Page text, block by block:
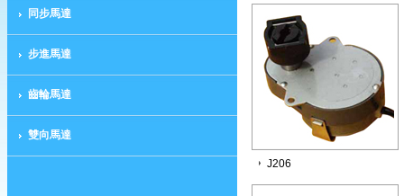
同步馬達
步進馬達
齒輪馬達
雙向馬達
J206